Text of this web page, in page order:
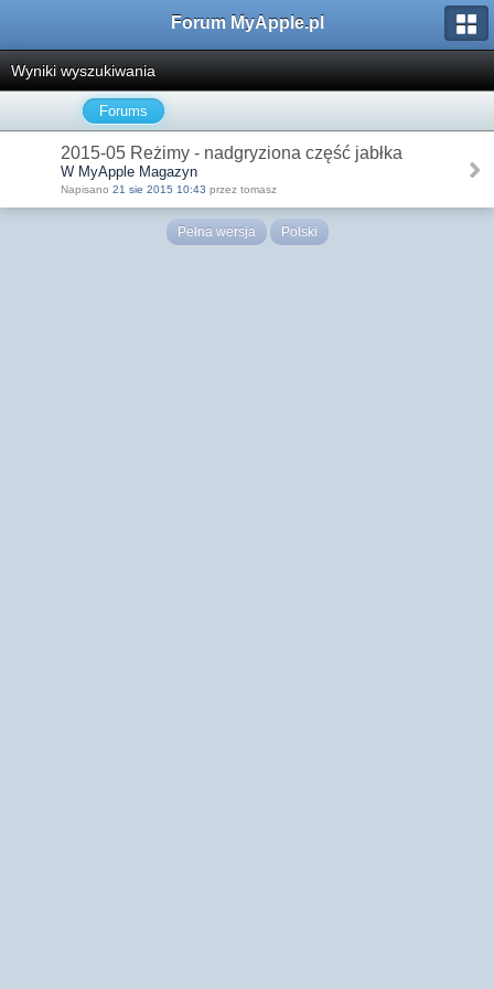
Forum MyApple.pl
Wyniki wyszukiwania
Forums
2015-05 Reżimy - nadgryziona część jabłka
W MyApple Magazyn
Napisano 21 sie 2015 10:43 przez tomasz
Pełna wersja Polski